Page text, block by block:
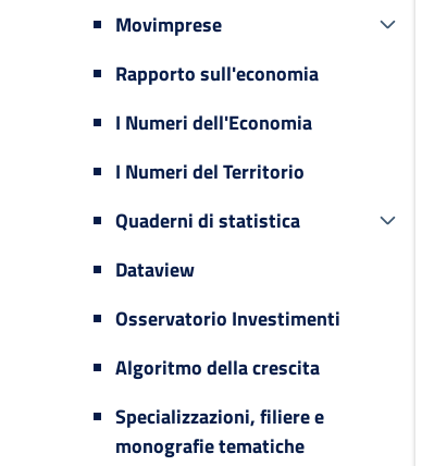
Movimprese
Rapporto sull'economia
I Numeri dell'Economia
I Numeri del Territorio
Quaderni di statistica
Dataview
Osservatorio Investimenti
Algoritmo della crescita
Specializzazioni, filiere e
monografie tematiche